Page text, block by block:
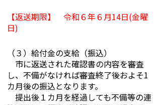
【返送期限】 令和６年６月14日(金曜
日)
（３）給付金の支給（振込）
市に返送された確認書の内容を審査
し、不備がなければ審査終了後およそ1
カ月後の振込となります。
提出後１カ月を経過しても不備等の連